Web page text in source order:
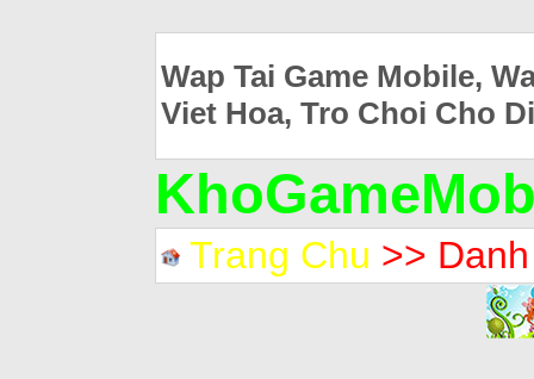
Wap Tai Game Mobile,
Viet Hoa, Tro Choi Cho
Trang Chu >>